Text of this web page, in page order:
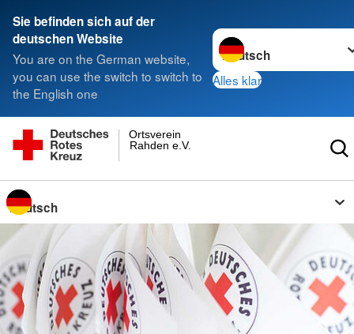
Sie befinden sich auf der
deutschen Website
You are on the German website,
you can use the switch to switch to
the English one
Sprache wechseln zu
Alles klar
Rahden e.V.
Ortsverein
Sprache wechseln zu